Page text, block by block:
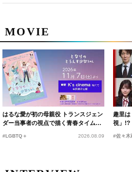
MOVIE
はるな愛が初の母親役 トランスジェン
ダー当事者の視点で描く青春タイムス
#LGBTQ＋ 2026.08.09
趣里は
視」!?
『踊
#佐々木